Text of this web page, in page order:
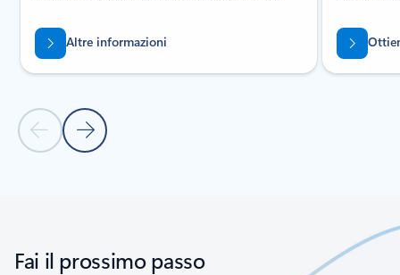
Diapositiva precedente
Diapositiva successiva
Altre informazioni
Fai il prossimo passo